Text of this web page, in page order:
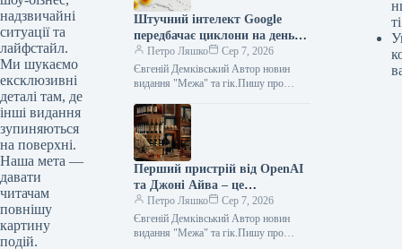
надзвичайні
ситуації та
лайфстайл.
Ми шукаємо
ексклюзивні
деталі там, де
інші видання
зупиняються
на поверхні.
Наша мета —
давати
читачам
повнішу
картину
подій.
Штучний інтелект Google
передбачає циклони на день
раніше, ніж провідні
метеорологічні моделі.
Петро Ляшко
Сер 7, 2026
Євгеній Демківський Автор новин
видання "Межа" та гік.Пишу про
ігри з трохи більшою пристрастю.…
Перший пристрій від OpenAI
та Джоні Айва – це
“інтелектуальна” колонка з
динамічними елементами,
вартістю 300–400 доларів.
Петро Ляшко
Сер 7, 2026
Євгеній Демківський Автор новин
видання "Межа" та гік.Пишу про
ті